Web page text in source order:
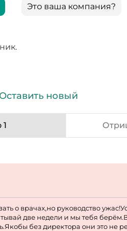
Это ваша компания?
новый
1
о врачах,но руководство
две недели и мы тебя
без директора они это не